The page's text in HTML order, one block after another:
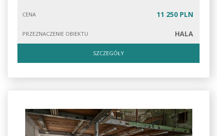
CENA 11 250 PLN
PRZEZNACZENIE OBIEKTU HALA
SZCZEGÓŁY